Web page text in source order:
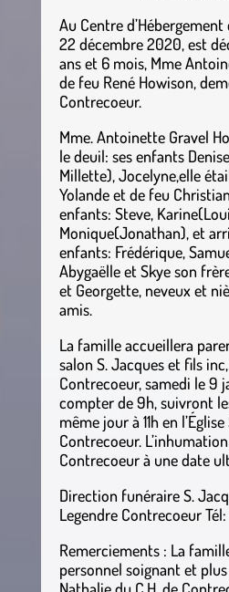
Au Centre
22 décembre 2020, est
ans et 6 mois, Mme
de feu René Howison,
Contrecoeur.
Mme. Antoinette Gravel
le deuil: ses enfants
Millette), Jocelyne,elle
Yolande et de feu
enfants: Steve,
Monique(Jonathan), et
enfants: Frédérique,
Abygaëlle et Skye son
et Georgette, neveux et
amis.
La famille accueillera
salon S. Jacques et fils
Contrecoeur, samedi le 9
compter de 9h, suivront
même jour à 11h en
Contrecoeur.
Contrecoeur à une date
Direction funéraire S.
Legendre Contrecoeur
Remerciements : La
personnel soignant et
Nathalie du C.H. de